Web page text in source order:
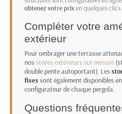
obtenez votre prixen quelques
Compléter votre
extérieur
Pour ombrager une terrasse
nos stores extérieurs sur mesure
double pente autoportant). Les
fixessont également disponibles
configurateur de chaque pergola.
Questions